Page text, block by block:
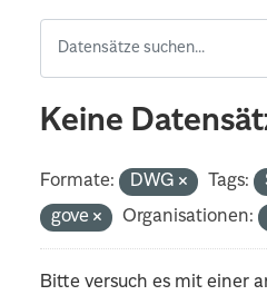
Keine
Formate: DWG Tags:
gove
Organisationen:
Bitte versuch es mit einer